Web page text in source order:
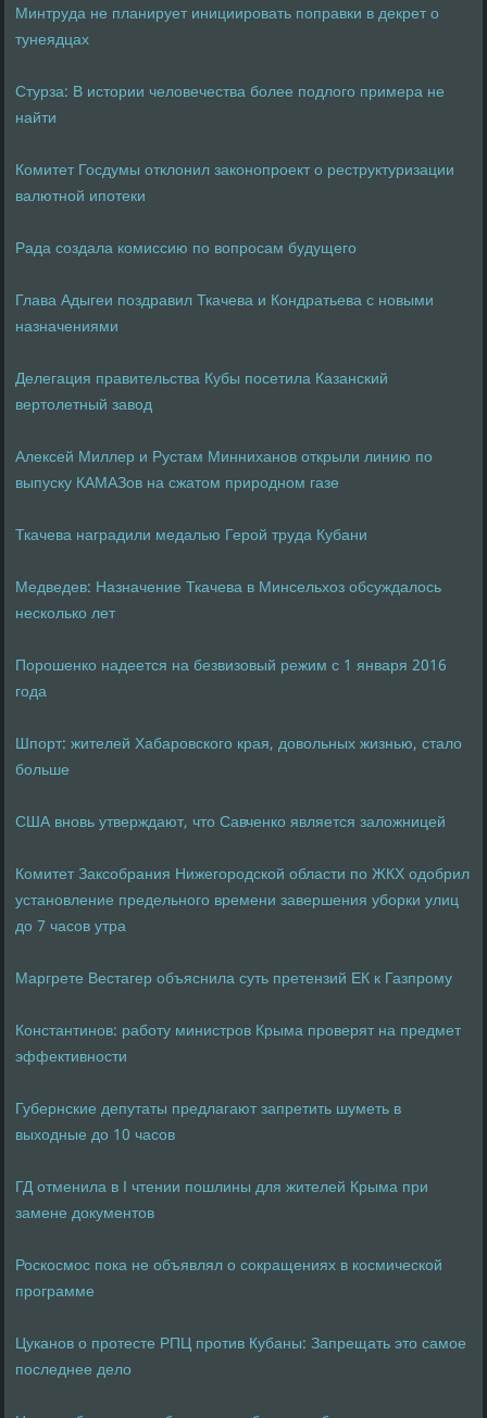
Минтруда не планирует инициировать поправки в декрет о
тунеядцах
Стурза: В истории человечества более подлого примера не
найти
Комитет Госдумы отклонил законопроект о реструктуризации
валютной ипотеки
Рада создала комиссию по вопросам будущего
Глава Адыгеи поздравил Ткачева и Кондратьева с новыми
назначениями
Делегация правительства Кубы посетила Казанский
вертолетный завод
Алексей Миллер и Рустам Минниханов открыли линию по
выпуску КАМАЗов на сжатом природном газе
Ткачева наградили медалью Герой труда Кубани
Медведев: Назначение Ткачева в Минсельхоз обсуждалось
несколько лет
Порошенко надеется на безвизовый режим с 1 января 2016
года
Шпорт: жителей Хабаровского края, довольных жизнью, стало
больше
США вновь утверждают, что Савченко является заложницей
Комитет Заксобрания Нижегородской области по ЖКХ одобрил
установление предельного времени завершения уборки улиц
до 7 часов утра
Маргрете Вестагер объяснила суть претензий ЕК к Газпрому
Константинов: работу министров Крыма проверят на предмет
эффективности
Губернские депутаты предлагают запретить шуметь в
выходные до 10 часов
ГД отменила в I чтении пошлины для жителей Крыма при
замене документов
Роскосмос пока не объявлял о сокращениях в космической
программе
Цуканов о протесте РПЦ против Кубаны: Запрещать это самое
последнее дело